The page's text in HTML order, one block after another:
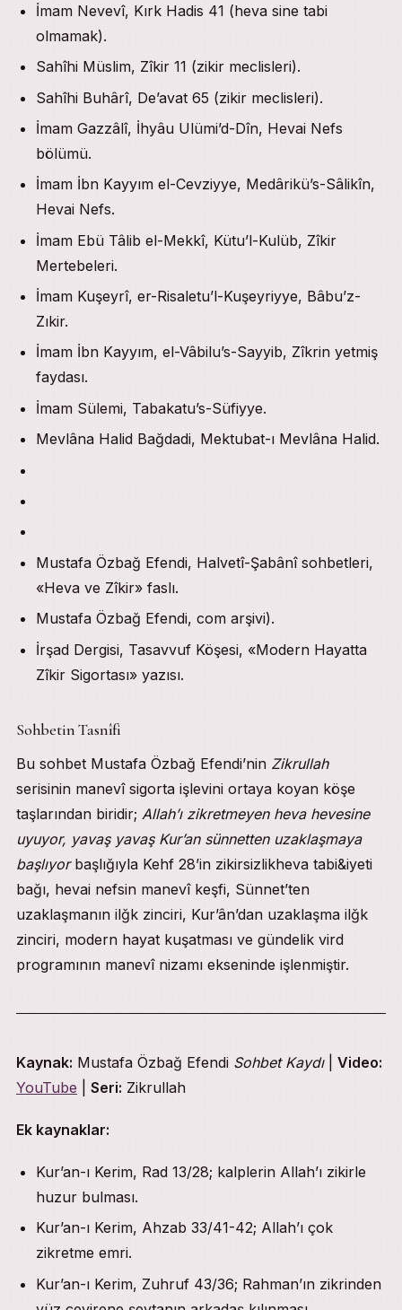
İmam Nevevî, Kırk Hadis 41 (heva sine tabi
olmamak).
Sahîhi Müslim, Zîkir 11 (zikir meclisleri).
Sahîhi Buhârî, De’avat 65 (zikir meclisleri).
İmam Gazzâlî, İhyâu Ulümi’d-Dîn, Hevai Nefs
bölümü.
İmam İbn Kayyım el-Cevziyye, Medârikü’s-Sâlikîn,
Hevai Nefs.
İmam Ebü Tâlib el-Mekkî, Kütu’l-Kulüb, Zîkir
Mertebeleri.
İmam Kuşeyrî, er-Risaletu’l-Kuşeyriyye, Bâbu’z-
Zıkir.
İmam İbn Kayyım, el-Vâbilu’s-Sayyib, Zîkrin yetmiş
faydası.
İmam Sülemi, Tabakatu’s-Süfiyye.
Mevlâna Halid Bağdadi, Mektubat-ı Mevlâna Halid.
Mustafa Özbağ Efendi, Halvetî-Şabânî sohbetleri,
«Heva ve Zîkir» faslı.
Mustafa Özbağ Efendi, com arşivi).
İrşad Dergisi, Tasavvuf Köşesi, «Modern Hayatta
Zîkir Sigortası» yazısı.
Sohbetin Tasnîfi
Bu sohbet Mustafa Özbağ Efendi’nin Zikrullah
serisinin manevî sigorta işlevini ortaya koyan köşe
taşlarından biridir; Allah’ı zikretmeyen heva hevesine
uyuyor, yavaş yavaş Kur’an sünnetten uzaklaşmaya
başlıyorbaşlığıyla Kehf 28’in zikirsizlikheva tabi&iyeti
bağı, hevai nefsin manevî keşfi, Sünnet’ten
uzaklaşmanın ilğk zinciri, Kur’ân’dan uzaklaşma ilğk
zinciri, modern hayat kuşatması ve gündelik vird
programının manevî nizamı ekseninde işlenmiştir.
Kaynak: Mustafa Özbağ Efendi Sohbet Kaydı| Video:
YouTube
Seri: Zikrullah
Ek kaynaklar:
Kur’an-ı Kerim, Rad 13/28; kalplerin Allah’ı zikirle
huzur bulması.
Kur’an-ı Kerim, Ahzab 33/41-42; Allah’ı çok
zikretme emri.
Kur’an-ı Kerim, Zuhruf 43/36; Rahman’ın zikrinden